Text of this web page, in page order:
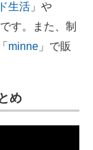
生活 」や
す。また、制
minne 」で販
め